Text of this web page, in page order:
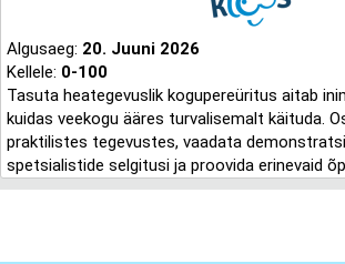
Algusaeg: 20. Juuni 2026
Kellele: 0-100
Tasuta heategevuslik kogupereüritus aitab
kuidas veekogu ääres turvalisemalt käituda.
praktilistes tegevustes, vaadata
spetsialistide selgitusi ja proovida erinevaid